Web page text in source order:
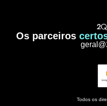
Os parceiros
Todos os